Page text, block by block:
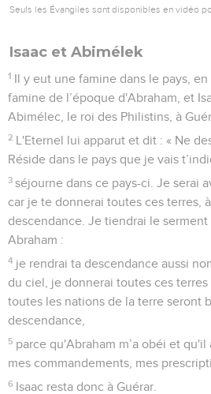
Seuls les Évangiles sont disponibles en vidéo
Isaac et Abimélek
1 Il y eut une famine dans le pays,
famine de l’époque d'Abraham, et
Abimélec, le roi des Philistins, à
2 L'Eternel lui apparut et dit : « Ne
Réside dans le pays que je vais
3 séjourne dans ce pays-ci. Je serai
car je te donnerai toutes ces terres,
descendance. Je tiendrai le
Abraham :
4 je rendrai ta descendance aussi
du ciel, je donnerai toutes ces terres
toutes les nations de la terre seront
descendance,
5 parce qu'Abraham m’a obéi et qu'il
mes commandements, mes
6 Isaac resta donc à Guérar.